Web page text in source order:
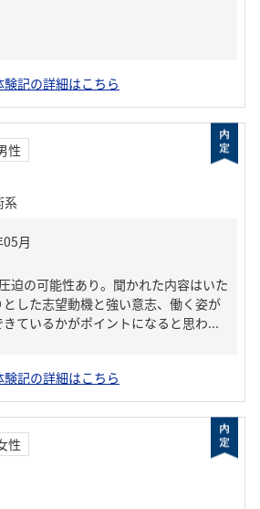
験記の詳細はこちら
性
系
迫の可能性あり。聞かれた内容はいた
した志望動機と強い意志、働く姿が
ているかがポイントになると思わ...
験記の詳細はこちら
性